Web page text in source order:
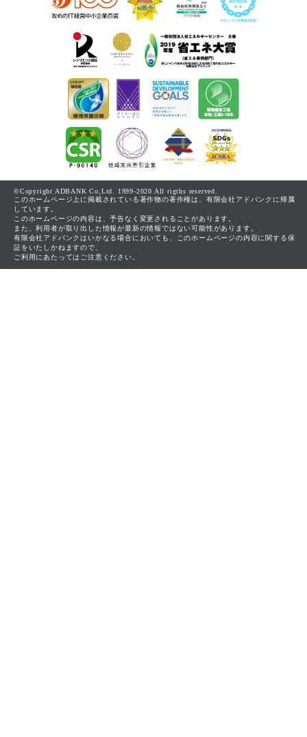
©Copyright ADBANK Co,Ltd. 1999-2020 All rigths reserved.
このホームページ上に掲載されている著作物の著作権は、有限会社アドバンクに帰属
しています。
このホームページの内容は、予告なく変更されることがあります。
また、利用者が取り出した情報が最新の情報ではない可能性があります。
有限会社アドバンクはいかなる場合においても、このホームページの内容に関する保
証をいたしかねますので、
ご利用にあたってはご注意ください。